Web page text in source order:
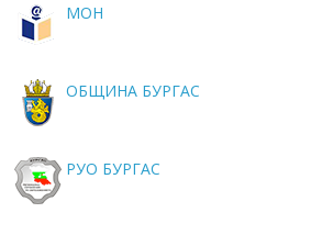
МОН
ОБЩИНА БУРГАС
РУО БУРГАС